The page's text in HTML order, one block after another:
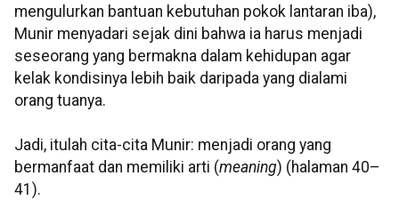
mengulurkan bantuan kebutuhan pokok lantaran iba),
Munir menyadari sejak dini bahwa ia harus menjadi
seseorang yang bermakna dalam kehidupan agar
kelak kondisinya lebih baik daripada yang dialami
orang tuanya.
Jadi, itulah cita-cita Munir: menjadi orang yang
bermanfaat dan memiliki arti (meaning) (halaman 40–
41).